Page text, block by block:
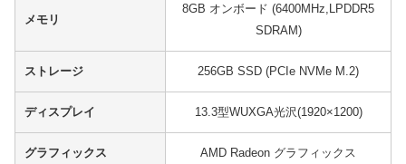
メモリ
8GB オンボード (6400MHz,LPDDR5
SDRAM)
ストレージ 256GB SSD (PCIe NVMe M.2)
ディスプレイ 13.3型WUXGA光沢(1920×1200)
グラフィックス AMD Radeon グラフィックス